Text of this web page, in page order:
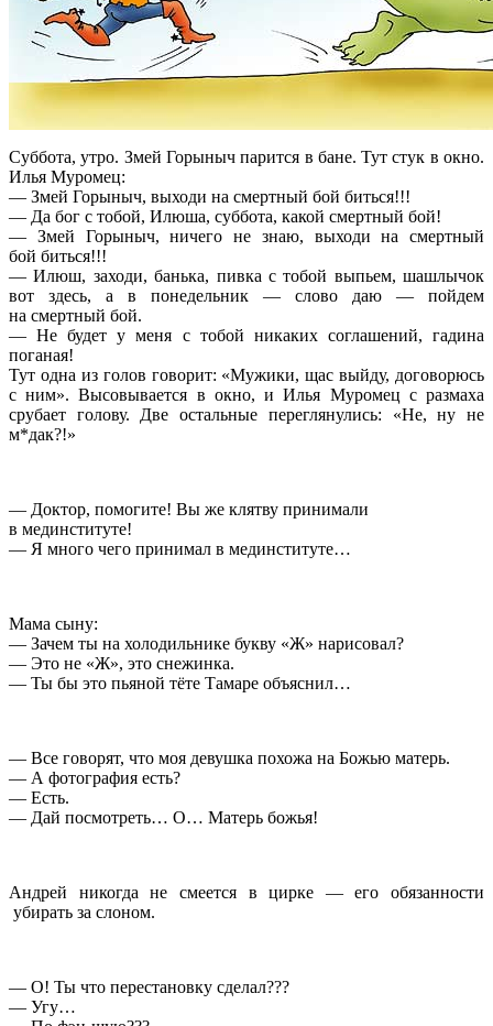
Суббота, утро. Змей Горыныч парится в бане. Тут стук в окно.
Илья Муромец:
— Змей Горыныч, выходи на смертный бой биться!!!
— Да бог с тобой, Илюша, суббота, какой смертный бой!
— Змей Горыныч, ничего не знаю, выходи на смертный
бой биться!!!
— Илюш, заходи, банька, пивка с тобой выпьем, шашлычок
вот здесь, а в понедельник — слово даю — пойдем
на смертный бой.
— Не будет у меня с тобой никаких соглашений, гадина
поганая!
Тут одна из голов говорит: «Мужики, щас выйду, договорюсь
с ним». Высовывается в окно, и Илья Муромец с размаха
срубает голову. Две остальные переглянулись: «Не, ну не
м*дак?!»
— Доктор, помогите! Вы же клятву принимали
в мединституте!
— Я много чего принимал в мединституте…
Мама сыну:
— Зачем ты на холодильнике букву «Ж» нарисовал?
— Это не «Ж», это снежинка.
— Ты бы это пьяной тёте Тамаре объяснил…
— Все говорят, что моя девушка похожа на Божью матерь.
— А фотография есть?
— Есть.
— Дай посмотреть… О… Матерь божья!
Андрей никогда не смеется в цирке — его обязанности
убирать за слоном.
— О! Ты что перестановку сделал???
— Угу…